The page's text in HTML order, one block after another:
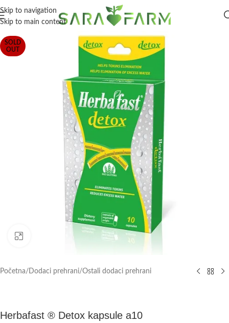
Skip to navigation
Skip to main content
SOLD
OUT
Click to enlarge
Početna/ Dodaci prehrani/Ostali dodaci prehrani
Herbafast ® Detox kapsule a10